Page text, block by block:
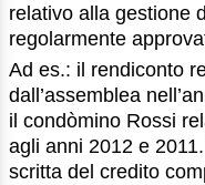
relativo alla gestione
regolarmente
Ad es.: il rendiconto
dall’assemblea
il condòmino Rossi
agli anni 2012 e
scritta del credito